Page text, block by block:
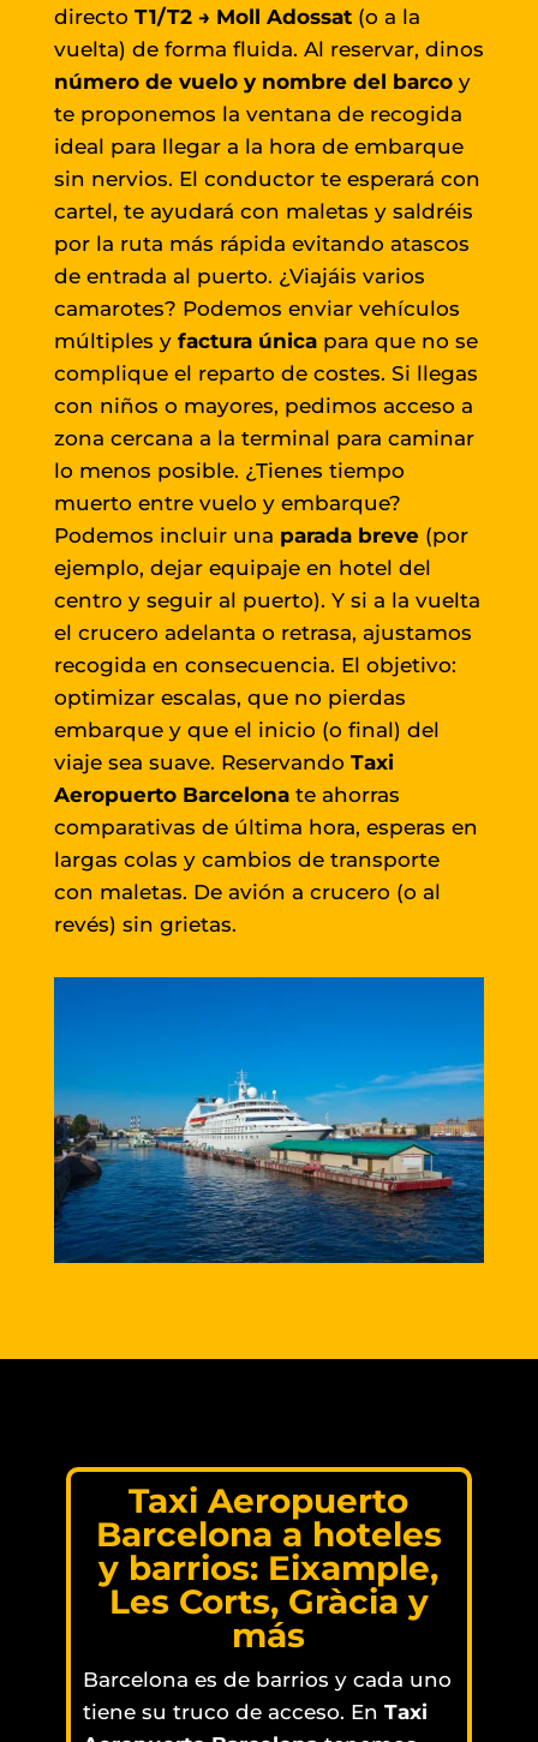
directo T1/T2 → Moll Adossat(o a la
vuelta) de forma fluida. Al reservar, dinos
número de vuelo y nombre del barcoy
te proponemos la ventana de recogida
ideal para llegar a la hora de embarque
sin nervios. El conductor te esperará con
cartel, te ayudará con maletas y saldréis
por la ruta más rápida evitando atascos
de entrada al puerto. ¿Viajáis varios
camarotes? Podemos enviar vehículos
múltiples y factura únicapara que no se
complique el reparto de costes. Si llegas
con niños o mayores, pedimos acceso a
zona cercana a la terminal para caminar
lo menos posible. ¿Tienes tiempo
muerto entre vuelo y embarque?
Podemos incluir una parada breve(por
ejemplo, dejar equipaje en hotel del
centro y seguir al puerto). Y si a la vuelta
el crucero adelanta o retrasa, ajustamos
recogida en consecuencia. El objetivo:
optimizar escalas, que no pierdas
embarque y que el inicio (o final) del
viaje sea suave. Reservando Taxi
Aeropuerto Barcelonate ahorras
comparativas de última hora, esperas en
largas colas y cambios de transporte
con maletas. De avión a crucero (o al
revés) sin grietas.
Taxi Aeropuerto
Barcelona a hoteles
y barrios: Eixample,
Les Corts, Gràcia y
más
Barcelona es de barrios y cada uno
tiene su truco de acceso. En Taxi